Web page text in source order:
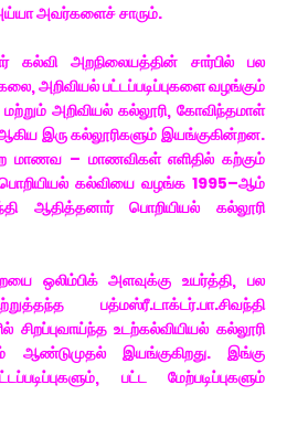
அய்யா அவர்களைச் சாரும்.
கல்வி அறநிலையத்தின் சார்பில் பல
அறிவியல் பட்டப்படிப்புகளை வழங்கும்
அறிவியல் கல்லூரி, கோவிந்தமாள்
இரு கல்லூரிகளும் இயங்குகின்றன.
மாணவ – மாணவிகள் எளிதில் கற்கும்
கல்வியை வழங்க 1995–ஆம்
ஆதித்தனார் பொறியியல் கல்லூரி
ஒலிம்பிக் அளவுக்கு உயர்த்தி, பல
பத்மஸ்ரீ.டாக்டர்.பா.சிவந்தி
உடற்கல்வியியல் கல்லூரி
ஆண்டுமுதல் இயங்குகிறது. இங்கு
பட்ட மேற்படிப்புகளும்